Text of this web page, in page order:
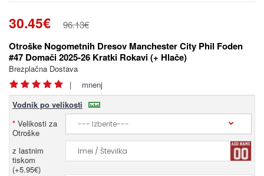
30.45€ 96.13€
Otroške Nogometnih Dresov Manchester City Phil Foden
#47 Domači 2025-26 Kratki Rokavi (+ Hlače)
Brezplačna Dostava
|
mnenj
Vodnik po velikosti
Velikosti za
Otroške
z lastnim
tiskom
(+5.95€)